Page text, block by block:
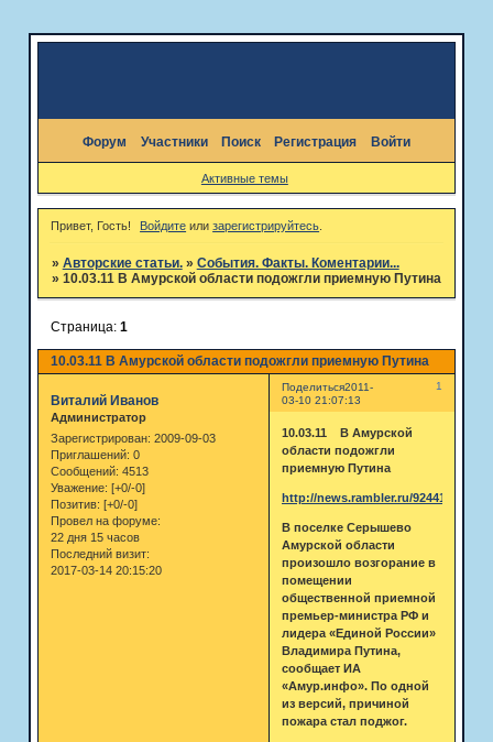
Форум Участники Поиск Регистрация Войти
Активные темы
Привет, Гость! Войдите илизарегистрируйтесь
» Авторские статьи. » События. Факты. Коментарии...
» 10.03.11 В Амурской области подожгли приемную Путина
10.03.11 В Амурской области подожгли приемную Путина
Страница: 1
Поделиться 1
2011-
03-10 21:07:13
Виталий Иванов
Администратор
Зарегистрирован: 2009-09-03
Приглашений: 0
Сообщений: 4513
Уважение: [+0/-0]
Позитив: [+0/-0]
Провел на форуме:
22 дня 15 часов
Последний визит:
2017-03-14 20:15:20
10.03.11 В Амурской
области подожгли
приемную Путина
http://news.rambler.ru/9244181/
В поселке Серышево
Амурской области
произошло возгорание в
помещении
общественной приемной
премьер-министра РФ и
лидера «Единой России»
Владимира Путина,
сообщает ИА
«Амур.инфо». По одной
из версий, причиной
пожара стал поджог.